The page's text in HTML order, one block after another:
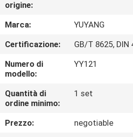
CIRCA
NOI
GIRO
DELLA
FABBRICA
CONTATTICI
origine:
Marca:
YUYANG
Certificazione:
GB/T 8625, DIN
Numero di
modello:
YY121
Quantità di
ordine minimo:
1 set
Prezzo:
negotiable